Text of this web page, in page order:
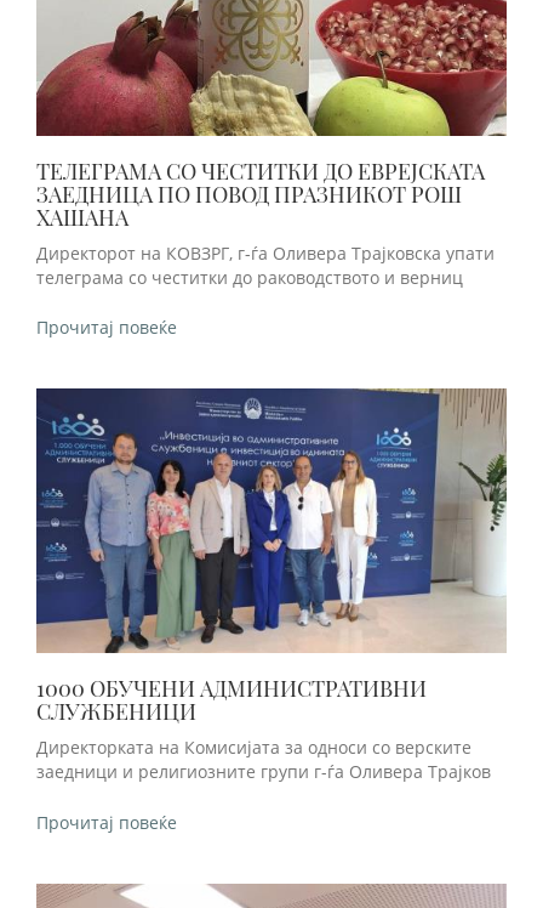
ТЕЛЕГРАМА СО ЧЕСТИТКИ ДО ЕВРЕЈСКАТА
ЗАЕДНИЦА ПО ПОВОД ПРАЗНИКОТ РОШ
ХАШАНA
Директорот на КОВЗРГ, г-ѓа Оливера Трајковска упати
телеграма со честитки до раководството и верниц
Прочитај повеќе
1000 ОБУЧЕНИ АДМИНИСТРАТИВНИ
СЛУЖБЕНИЦИ
Директорката на Комисијата за односи со верските
заедници и религиозните групи г-ѓа Оливера Трајков
Прочитај повеќе